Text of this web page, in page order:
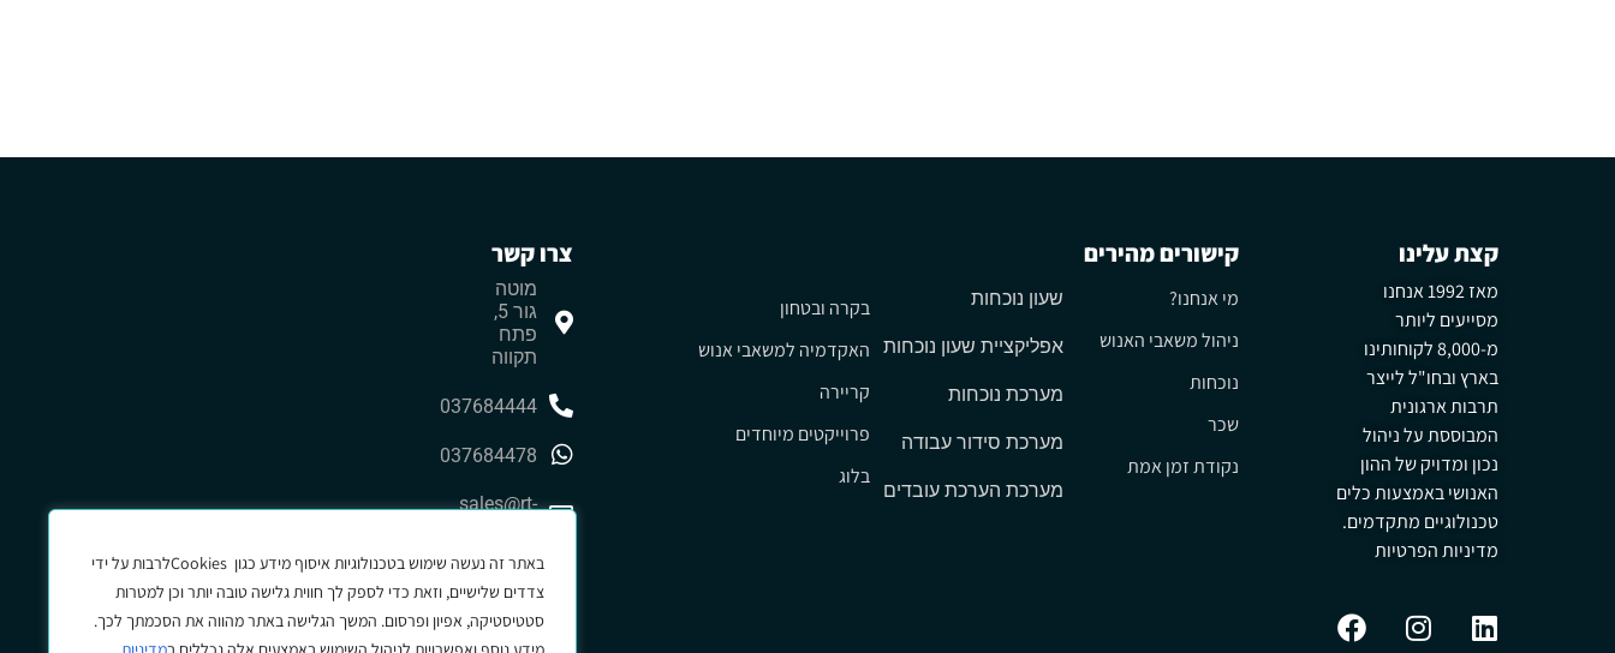
באתר זה נעשה שימוש בטכנולוגיות איסוף מידע כגון Cookiesלרבות על ידי
צדדים שלישיים, וזאת כדי לספק לך חווית גלישה טובה יותר וכן למטרות
סטטיסטיקה, אפיון ופרסום. המשך הגלישה באתר מהווה את הסכמתך לכך.
קצת עלינו
מאז 1992 אנחנו
מסייעים ליותר
מ-8,000 לקוחותינו
בארץ ובחו"ל לייצר
תרבות ארגונית
המבוססת על ניהול
נכון ומדויק של ההון
האנושי באמצעות כלים
טכנולוגיים מתקדמים.
מדיניות הפרטיות
קישורים מהירים
מי אנחנו?
ניהול משאבי האנוש
נוכחות
שכר
נקודת זמן אמת
שעון נוכחות
אפליקציית שעון נוכחות
מערכת נוכחות
מערכת סידור עבודה
מערכת הערכת עובדים
בקרה ובטחון
האקדמיה למשאבי אנוש
קריירה
פרוייקטים מיוחדים
בלוג
צרו קשר
מוטה
גור 5,
פתח
תקווה
037684444
037684478
sales@rt-